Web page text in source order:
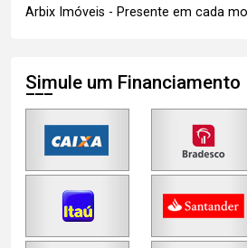
Arbix Imóveis - Presente em cada
Simule um Financiamento